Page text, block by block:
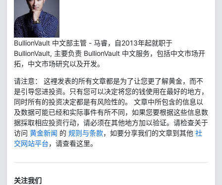
BullionVault 中文部主管 - 马睿，自2013年起就职于
BullionVault, 主要负责 BullionVault 中文服务，包括中文市场开
拓，中文市场研究以及开发。
请注意： 这裡发表的所有文章都是为了让您更了解黄金，而不
是引导您进投资。只有您可以决定将您的钱使用在最好的地方，
同时所有的投资决定都是有风险性的。 文章中所包含的信息以
及数据可能已经和实际事件有所不同，如果您要根据这些信息数
据採取相应投资行动，请必须在其他地方加以验证。请检查关于
访问 黄金新闻 的 规则与条款，如要分享我们的文章到其他 社
交网站平台，请查看这里。
关注我们